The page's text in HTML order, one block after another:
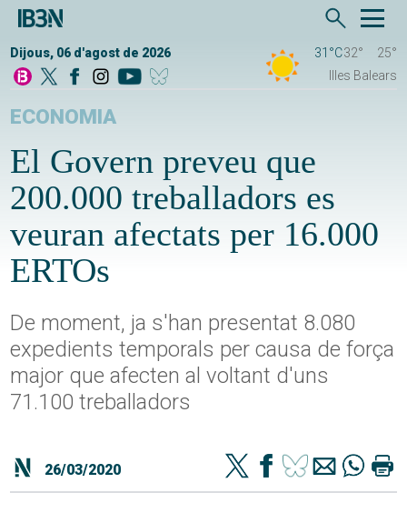
Dijous, 06 d'agost de 2026 31°C32°
25°
Illes Balears
ECONOMIA
El Govern preveu que
200.000 treballadors es
veuran afectats per 16.000
ERTOs
De moment, ja s'han presentat 8.080
expedients temporals per causa de força
major que afecten al voltant d'uns
71.100 treballadors
26/03/2020